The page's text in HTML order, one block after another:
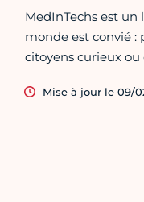
MedInTechs est
monde est convié :
citoyens curieux
Mise à jour le 09/